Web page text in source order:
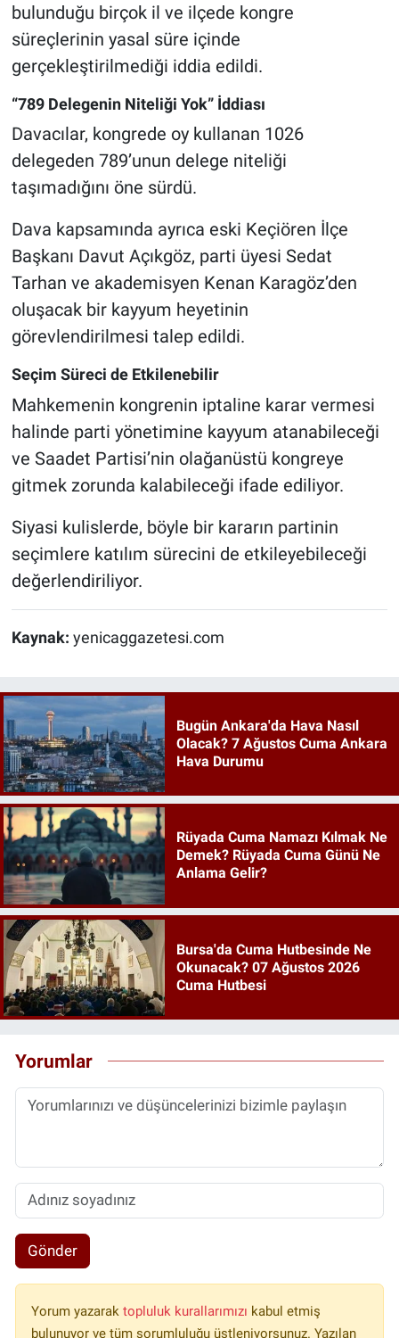
bulunduğu birçok il ve ilçede kongre
süreçlerinin yasal süre içinde
gerçekleştirilmediği iddia edildi.
“789 Delegenin Niteliği Yok” İddiası
Davacılar, kongrede oy kullanan 1026
delegeden 789’unun delege niteliği
taşımadığını öne sürdü.
Dava kapsamında ayrıca eski Keçiören İlçe
Başkanı Davut Açıkgöz, parti üyesi Sedat
Tarhan ve akademisyen Kenan Karagöz’den
oluşacak bir kayyum heyetinin
görevlendirilmesi talep edildi.
Seçim Süreci de Etkilenebilir
Mahkemenin kongrenin iptaline karar vermesi
halinde parti yönetimine kayyum atanabileceği
ve Saadet Partisi’nin olağanüstü kongreye
gitmek zorunda kalabileceği ifade ediliyor.
Siyasi kulislerde, böyle bir kararın partinin
seçimlere katılım sürecini de etkileyebileceği
değerlendiriliyor.
Kaynak: yenicaggazetesi.com
Bugün Ankara'da Hava Nasıl
Olacak? 7 Ağustos Cuma Ankara
Hava Durumu
Rüyada Cuma Namazı Kılmak Ne
Demek? Rüyada Cuma Günü Ne
Anlama Gelir?
Bursa'da Cuma Hutbesinde Ne
Okunacak? 07 Ağustos 2026
Cuma Hutbesi
Yorumlar
Gönder
Yorum yazarak topluluk kurallarımızı kabul etmiş
bulunuyor ve tüm sorumluluğu üstleniyorsunuz. Yazılan